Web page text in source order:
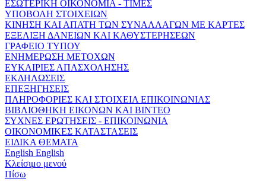
ΕΣΩΤΕΡΙΚΗ ΟΙΚΟΝΟΜΙΑ - ΤΙΜΕΣ
ΥΠΟΒΟΛΗ ΣΤΟΙΧΕΙΩΝ
ΚΙΝΗΣΗ ΚΑΙ ΑΠΑΤΗ ΤΩΝ ΣΥΝΑΛΛΑΓΩΝ ΜΕ ΚΑΡΤΕΣ
ΕΞΕΛΙΞΗ ΔΑΝΕΙΩΝ ΚΑΙ ΚΑΘΥΣΤΕΡΗΣΕΩΝ
ΓΡΑΦΕΙΟ ΤΥΠΟΥ
ΕΝΗΜΕΡΩΣΗ ΜΕΤΟΧΩΝ
ΕΥΚΑΙΡΙΕΣ ΑΠΑΣΧΟΛΗΣΗΣ
ΕΚΔΗΛΩΣΕΙΣ
ΕΠΕΞΗΓΗΣΕΙΣ
ΠΛΗΡΟΦΟΡΙΕΣ ΚΑΙ ΣΤΟΙΧΕΙΑ ΕΠΙΚΟΙΝΩΝΙΑΣ
ΒΙΒΛΙΟΘΗΚΗ ΕΙΚΟΝΩΝ ΚΑΙ ΒΙΝΤΕΟ
ΣΥΧΝΕΣ ΕΡΩΤΗΣΕΙΣ - ΕΠΙΚΟΙΝΩΝΙΑ
ΟΙΚΟΝΟΜΙΚΕΣ ΚΑΤΑΣΤΑΣΕΙΣ
ΕΙΔΙΚΑ ΘΕΜΑΤΑ
English English
Κλείσιμο μενού
Πίσω